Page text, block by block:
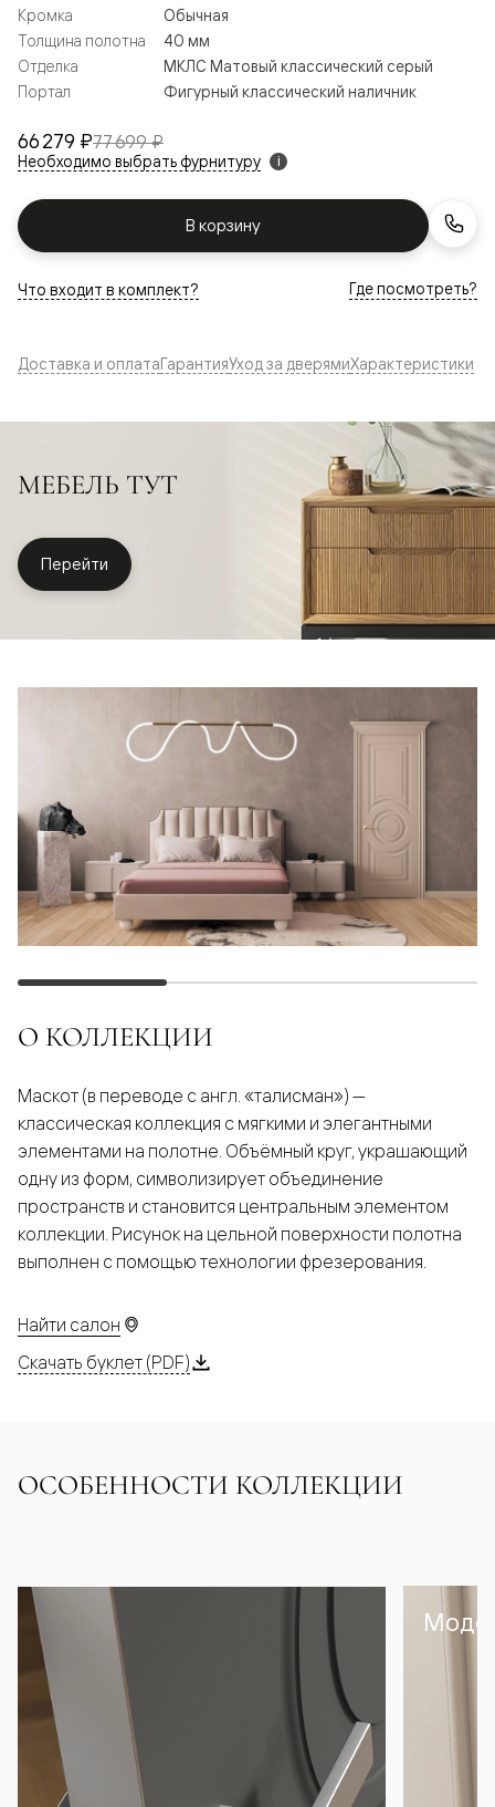
66 279 ₽77 699 ₽
Необходимо выбрать фурнитуру i
В корзину
Кромка
Обычная
Толщина полотна
40 мм
Отделка
МКЛС Матовый классический серый
Портал
Фигурный классический наличник
Что входит в комплект? Где посмотреть?
Доставка и оплатаГарантияУход за дверямиХарактеристики
МЕБЕЛЬ ТУТ
Перейти
О КОЛЛЕКЦИИ
Маскот (в переводе с англ. «талисман») —
классическая коллекция с мягкими и элегантными
элементами на полотне. Объёмный круг, украшающий
одну из форм, символизирует объединение
пространств и становится центральным элементом
коллекции. Рисунок на цельной поверхности полотна
выполнен с помощью технологии фрезерования.
Найти салон
Скачать буклет (PDF)
ОСОБЕННОСТИ КОЛЛЕКЦИИ